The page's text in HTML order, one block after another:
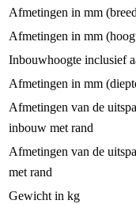
Afmetingen in mm
Afmetingen in mm
Inbouwhoogte inclusief
Afmetingen in mm
Afmetingen van de
inbouw met rand
Afmetingen van de
met rand
Gewicht in kg